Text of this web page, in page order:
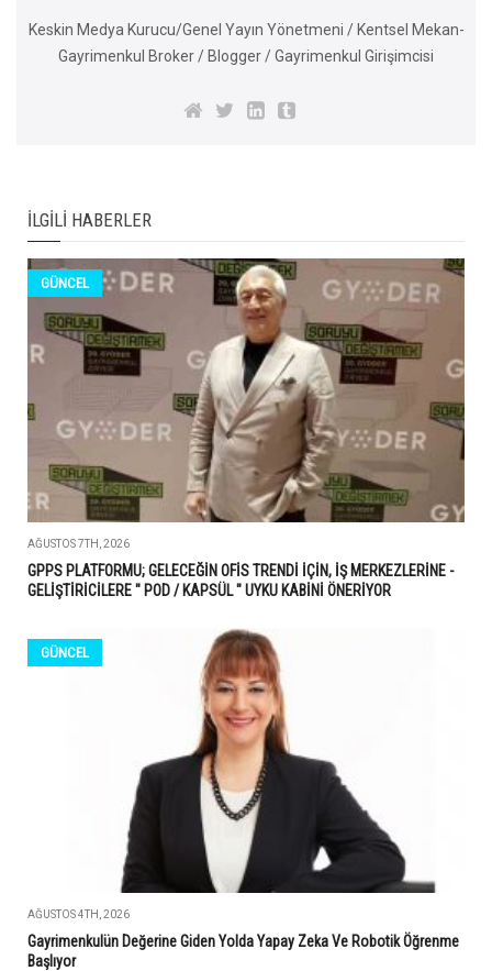
Keskin Medya Kurucu/Genel Yayın Yönetmeni / Kentsel Mekan-
Gayrimenkul Broker / Blogger / Gayrimenkul Girişimcisi
İLGILI HABERLER
GÜNCEL
AĞUSTOS 7TH, 2026
GPPS PLATFORMU; GELECEĞİN OFİS TRENDİ İÇİN, İŞ MERKEZLERİNE -
GELİŞTİRİCİLERE " POD / KAPSÜL " UYKU KABİNİ ÖNERİYOR
GÜNCEL
AĞUSTOS 4TH, 2026
Gayrimenkulün Değerine Giden Yolda Yapay Zeka Ve Robotik Öğrenme
Başlıyor